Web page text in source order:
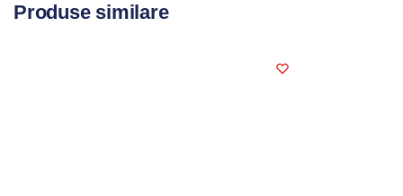
Produse similare